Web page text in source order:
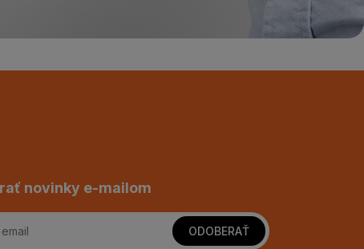
novinky e-mailom
ODOBERAŤ